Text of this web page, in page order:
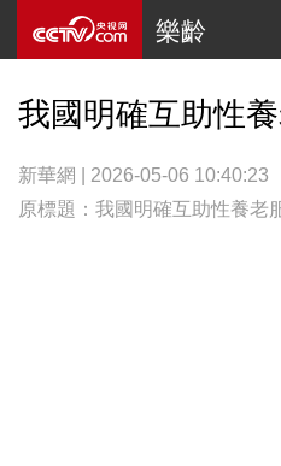
樂齡
我國明確互助性
新華網 | 2026-05-06 10:40:23
原標題：我國明確互助性養老